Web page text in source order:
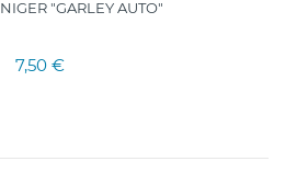
"GARLEY AUTO"
7,50 €